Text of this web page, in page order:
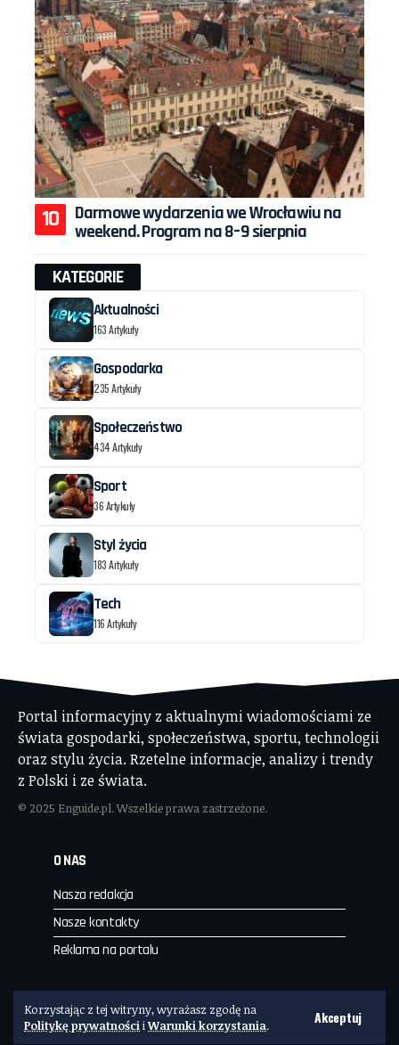
Korzystając z tej witryny, wyrażasz zgodę na
Politykę prywatnościiWarunki korzystania. Akceptuj
Darmowe wydarzenia we Wrocławiu na
weekend. Program na 8–9 sierpnia
KATEGORIE
Aktualności
163 Artykuły
Gospodarka
235 Artykuły
Społeczeństwo
434 Artykuły
Sport
36 Artykuły
Styl życia
183 Artykuły
Tech
116 Artykuły
Portal informacyjny z aktualnymi wiadomościami ze
świata gospodarki, społeczeństwa, sportu, technologii
oraz stylu życia. Rzetelne informacje, analizy i trendy
z Polski i ze świata.
© 2025 Enguide.pl. Wszelkie prawa zastrzeżone.
O NAS
Nasza redakcja
Nasze kontakty
Reklama na portalu
Enguide.PL